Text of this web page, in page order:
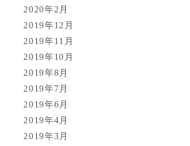
2020年2月
2019年12月
2019年11月
2019年10月
2019年8月
2019年7月
2019年6月
2019年4月
2019年3月